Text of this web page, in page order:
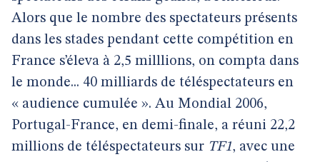
Alors que le nombre des spectateurs présents
dans les stades pendant cette compétition en
France s’éleva à 2,5 milllions, on compta dans
le monde... 40 milliards de téléspectateurs en
« audience cumulée ». Au Mondial 2006,
Portugal-France, en demi-finale, a réuni 22,2
millions de téléspectateurs sur TF1, avec une